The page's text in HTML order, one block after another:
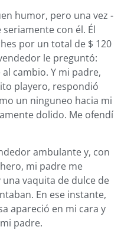
humor, pero una vez -
con él. Él
por un total de $ 120
le preguntó:
cambio. Y mi padre,
playero, respondió
un ninguneo hacia mi
dolido. Me ofendí
ambulante y, con
mi padre me
vaquita de dulce de
En ese instante,
apareció en mi cara y
padre.